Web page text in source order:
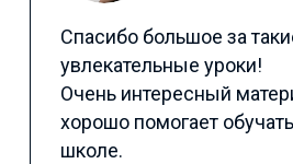
Спасибо большое за
увлекательные уроки!
Очень интересный
хорошо помогает
школе.